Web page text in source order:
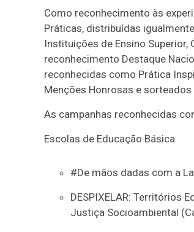
Como reconhecimento às
Práticas, distribuídas
Instituições de Ensino Superior,
reconhecimento Destaque
reconhecidas como Prática
Menções Honrosas e
As campanhas reconhecidas
Escolas de Educação Básica
#De mãos dadas com a
DESPIXELAR: Territórios
Justiça Socioambiental